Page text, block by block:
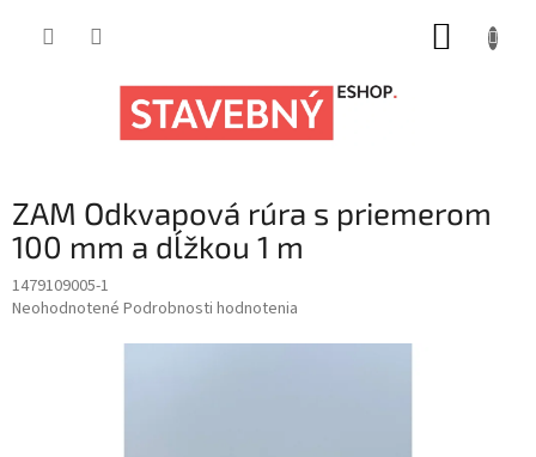
ZAM Odkvapová rúra s priemerom
100 mm a dĺžkou 1 m
1479109005-1
Priemerné
Neohodnotené Podrobnosti hodnotenia